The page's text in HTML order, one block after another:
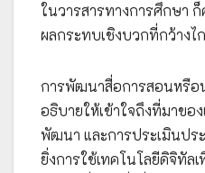
ในวารสารทางการศึกษา
ผลกระทบเชิงบวกที่กว้างไ
การพัฒนาสื่อการสอนหรือ
อธิบายให้เข้าใจถึงที่มาขอ
พัฒนา และการประเมินปร
ยิ่งการใช้เทคโนโลยีดิจิทัล